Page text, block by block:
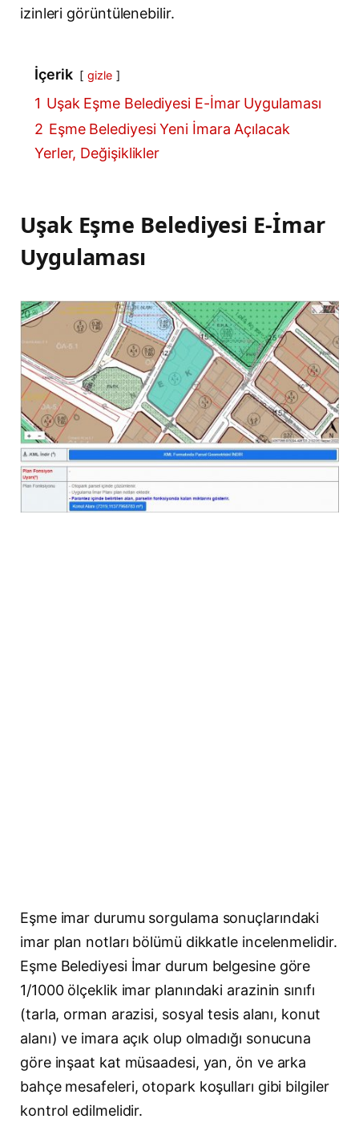
izinleri görüntülenebilir.
İçerik gizle
1 Uşak Eşme Belediyesi E-İmar Uygulaması
2 Eşme Belediyesi Yeni İmara Açılacak
Yerler, Değişiklikler
Uşak Eşme Belediyesi E-İmar
Uygulaması
Eşme imar durumu sorgulama sonuçlarındaki
imar plan notları bölümü dikkatle incelenmelidir.
Eşme Belediyesi İmar durum belgesine göre
1/1000 ölçeklik imar planındaki arazinin sınıfı
(tarla, orman arazisi, sosyal tesis alanı, konut
alanı) ve imara açık olup olmadığı sonucuna
göre inşaat kat müsaadesi, yan, ön ve arka
bahçe mesafeleri, otopark koşulları gibi bilgiler
kontrol edilmelidir.